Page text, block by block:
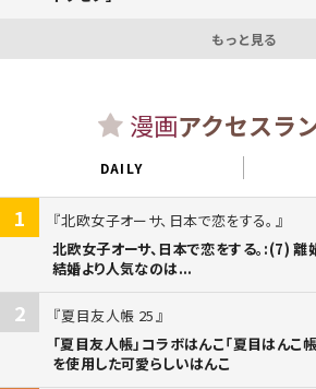
もっと見る
漫画アクセスラ
DAILY
1
北欧女子オーサ、日本で恋をする。
北欧女子オーサ、日本で恋をする。:(7) 離
結婚より人気なのは...
2
夏目友人帳 25
「夏目友人帳」コラボはんこ「夏目はんこ
を使用した可愛らしいはんこ